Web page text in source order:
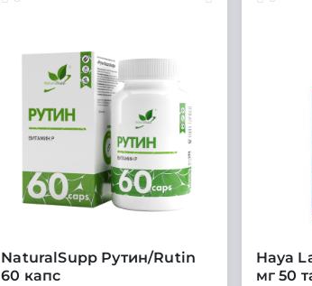
NaturalSupp Рутин/Rutin
60 капс
Haya
мг 50